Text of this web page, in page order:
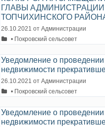
ГЛАВЫ
ТОПЧИХИНСКОГО
26.10.2021 от Администрации
Рубрики
• Покровский сельсовет
Уведомление о проведении
недвижимости
26.10.2021 от Администрации
Рубрики
• Покровский сельсовет
Уведомление о проведении
недвижимости